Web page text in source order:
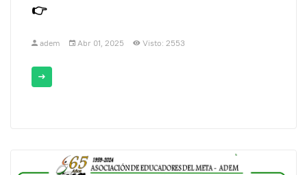
👉
adem Abr 01, 2025 Visto: 2553